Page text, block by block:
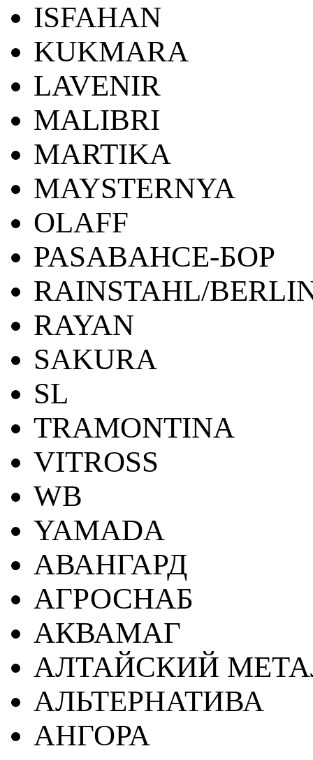
ISFAHAN
KUKMARA
LAVENIR
MALIBRI
MARTIKA
MAYSTERNYA
OLAFF
PASABAHCE-БОР
RAINSTAHL/
RAYAN
SAKURA
SL
TRAMONTINA
VITROSS
WB
YAMADA
АВАНГАРД
АГРОСНАБ
АКВАМАГ
АЛТАЙСКИЙ
АЛЬТЕРНАТИВА
АНГОРА